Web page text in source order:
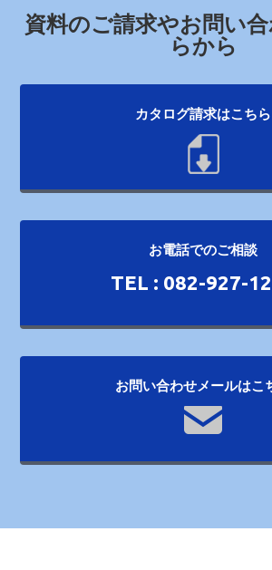
資料のご請求やお問い
らから
カタログ請求はこちら
お電話でのご相談
TEL : 082-927-
お問い合わせメールはこ